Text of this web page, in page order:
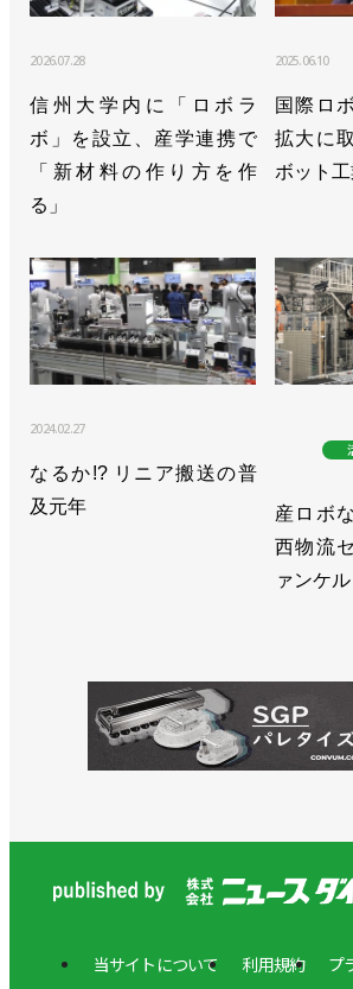
2026.07.28
信州大学内に「ロボラ
ボ」を設立、産学連携で
「新材料の作り方を作
る」
2025.06.10
国際ロ
拡大に
ボット
2024.02.27
なるか!? リニア搬送の普
及元年
産ロボ
西物流
ァンケル
当サイトについて 利用規約 プ